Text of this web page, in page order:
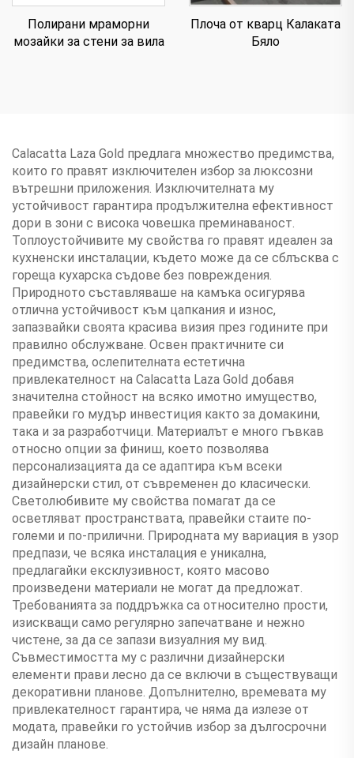
Полирани мраморни
мозайки за стени за вила
Плоча от кварц Калаката
Бяло
Calacatta Laza Gold предлага множество предимства,
които го правят изключителен избор за люксозни
вътрешни приложения. Изключителната му
устойчивост гарантира продължителна ефективност
дори в зони с висока човешка преминаваност.
Топлоустойчивите му свойства го правят идеален за
кухненски инсталации, където може да се сблъсква с
гореща кухарска съдове без повреждения.
Природното съставляваше на камъка осигурява
отлична устойчивост към цапкания и износ,
запазвайки своята красива визия през годините при
правилно обслужване. Освен практичните си
предимства, ослепителната естетична
привлекателност на Calacatta Laza Gold добавя
значителна стойност на всяко имотно имущество,
правейки го мудър инвестиция както за домакини,
така и за разработчици. Материалът е много гъвкав
относно опции за финиш, което позволява
персонализацията да се адаптира към всеки
дизайнерски стил, от съвременен до класически.
Светолюбивите му свойства помагат да се
осветляват пространствата, правейки стаите по-
големи и по-прилични. Природната му вариация в узор
предпази, че всяка инсталация е уникална,
предлагайки ексклузивност, която масово
произведени материали не могат да предложат.
Требованията за поддръжка са относително прости,
изискващи само регулярно запечатване и нежно
чистене, за да се запази визуалния му вид.
Съвместимостта му с различни дизайнерски
елементи прави лесно да се включи в съществуващи
декоративни планове. Допълнително, времевата му
привлекателност гарантира, че няма да излезе от
модата, правейки го устойчив избор за дългосрочни
дизайн планове.